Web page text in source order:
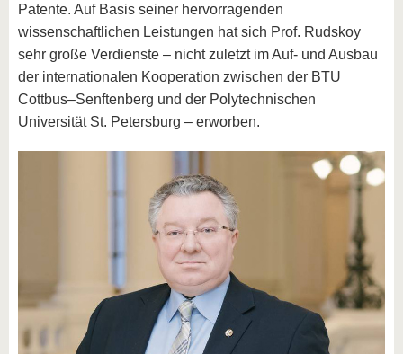
Patente. Auf Basis seiner hervorragenden
wissenschaftlichen Leistungen hat sich Prof. Rudskoy
sehr große Verdienste – nicht zuletzt im Auf- und Ausbau
der internationalen Kooperation zwischen der BTU
Cottbus–Senftenberg und der Polytechnischen
Universität St. Petersburg – erworben.